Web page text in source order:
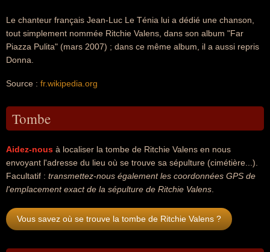
Le chanteur français Jean-Luc Le Ténia lui a dédié une chanson,
tout simplement nommée Ritchie Valens, dans son album "Far
Piazza Pulita" (mars 2007) ; dans ce même album, il a aussi repris
Donna.
Source : fr.wikipedia.org
Tombe
Aidez-nous à localiser la tombe de Ritchie Valens en nous
envoyant l'adresse du lieu où se trouve sa sépulture (cimétière...).
Facultatif : transmettez-nous également les coordonnées GPS de
l'emplacement exact de la sépulture de Ritchie Valens
Vous savez où se trouve la tombe de Ritchie Valens ?